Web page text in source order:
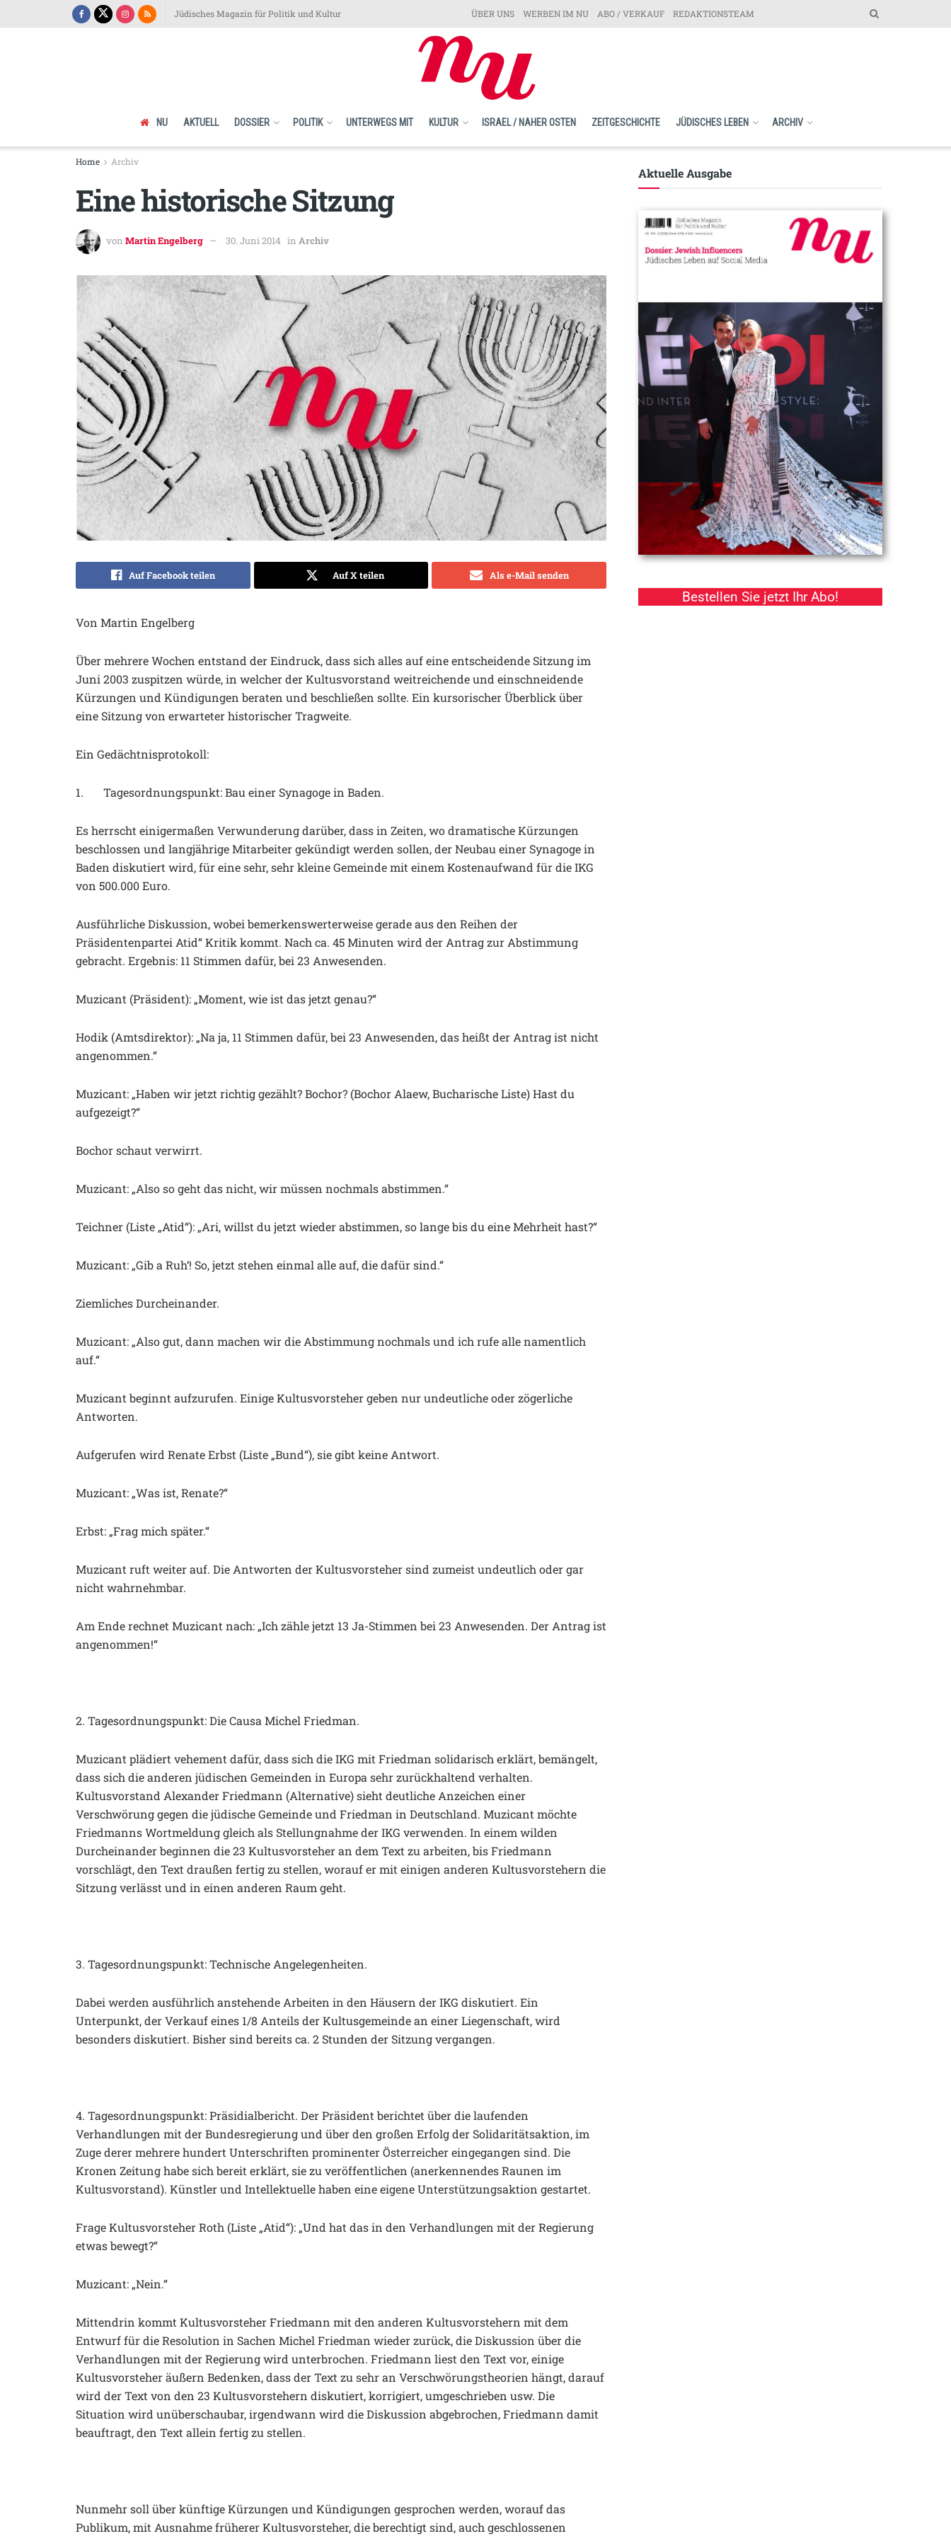
Jüdisches Magazin für Politik und Kultur ÜBER UNS WERBEN IM NU ABO / VERKAUF REDAKTIONSTEAM
NU AKTUELL DOSSIER POLITIK UNTERWEGS MIT KULTUR ISRAEL / NAHER OSTEN ZEITGESCHICHTE JÜDISCHES LEBEN ARCHIV
Home Archiv
Eine historische Sitzung
von Martin Engelberg 30. Juni 2014 in Archiv
Auf Facebook teilen Auf X teilen Als e-Mail senden
Von Martin Engelberg
Über mehrere Wochen entstand der Eindruck, dass sich alles auf eine entscheidende Sitzung im
Juni 2003 zuspitzen würde, in welcher der Kultusvorstand weitreichende und einschneidende
Kürzungen und Kündigungen beraten und beschließen sollte. Ein kursorischer Überblick über
eine Sitzung von erwarteter historischer Tragweite.
Ein Gedächtnisprotokoll:
1. Tagesordnungspunkt: Bau einer Synagoge in Baden.
Es herrscht einigermaßen Verwunderung darüber, dass in Zeiten, wo dramatische Kürzungen
beschlossen und langjährige Mitarbeiter gekündigt werden sollen, der Neubau einer Synagoge in
Baden diskutiert wird, für eine sehr, sehr kleine Gemeinde mit einem Kostenaufwand für die IKG
von 500.000 Euro.
Ausführliche Diskussion, wobei bemerkenswerterweise gerade aus den Reihen der
Präsidentenpartei Atid“ Kritik kommt. Nach ca. 45 Minuten wird der Antrag zur Abstimmung
gebracht. Ergebnis: 11 Stimmen dafür, bei 23 Anwesenden.
Muzicant (Präsident): „Moment, wie ist das jetzt genau?“
Hodik (Amtsdirektor): „Na ja, 11 Stimmen dafür, bei 23 Anwesenden, das heißt der Antrag ist nicht
angenommen.“
Muzicant: „Haben wir jetzt richtig gezählt? Bochor? (Bochor Alaew, Bucharische Liste) Hast du
aufgezeigt?“
Bochor schaut verwirrt.
Muzicant: „Also so geht das nicht, wir müssen nochmals abstimmen.“
Teichner (Liste „Atid“): „Ari, willst du jetzt wieder abstimmen, so lange bis du eine Mehrheit hast?“
Muzicant: „Gib a Ruh‘! So, jetzt stehen einmal alle auf, die dafür sind.“
Ziemliches Durcheinander.
Muzicant: „Also gut, dann machen wir die Abstimmung nochmals und ich rufe alle namentlich
auf.“
Muzicant beginnt aufzurufen. Einige Kultusvorsteher geben nur undeutliche oder zögerliche
Antworten.
Aufgerufen wird Renate Erbst (Liste „Bund“), sie gibt keine Antwort.
Muzicant: „Was ist, Renate?“
Erbst: „Frag mich später.“
Muzicant ruft weiter auf. Die Antworten der Kultusvorsteher sind zumeist undeutlich oder gar
nicht wahrnehmbar.
Am Ende rechnet Muzicant nach: „Ich zähle jetzt 13 Ja-Stimmen bei 23 Anwesenden. Der Antrag ist
angenommen!“
2. Tagesordnungspunkt: Die Causa Michel Friedman.
Muzicant plädiert vehement dafür, dass sich die IKG mit Friedman solidarisch erklärt, bemängelt,
dass sich die anderen jüdischen Gemeinden in Europa sehr zurückhaltend verhalten.
Kultusvorstand Alexander Friedmann (Alternative) sieht deutliche Anzeichen einer
Verschwörung gegen die jüdische Gemeinde und Friedman in Deutschland. Muzicant möchte
Friedmanns Wortmeldung gleich als Stellungnahme der IKG verwenden. In einem wilden
Durcheinander beginnen die 23 Kultusvorsteher an dem Text zu arbeiten, bis Friedmann
vorschlägt, den Text draußen fertig zu stellen, worauf er mit einigen anderen Kultusvorstehern die
Sitzung verlässt und in einen anderen Raum geht.
3. Tagesordnungspunkt: Technische Angelegenheiten.
Dabei werden ausführlich anstehende Arbeiten in den Häusern der IKG diskutiert. Ein
Unterpunkt, der Verkauf eines 1/8 Anteils der Kultusgemeinde an einer Liegenschaft, wird
besonders diskutiert. Bisher sind bereits ca. 2 Stunden der Sitzung vergangen.
4. Tagesordnungspunkt: Präsidialbericht. Der Präsident berichtet über die laufenden
Verhandlungen mit der Bundesregierung und über den großen Erfolg der Solidaritätsaktion, im
Zuge derer mehrere hundert Unterschriften prominenter Österreicher eingegangen sind. Die
Kronen Zeitung habe sich bereit erklärt, sie zu veröffentlichen (anerkennendes Raunen im
Kultusvorstand). Künstler und Intellektuelle haben eine eigene Unterstützungsaktion gestartet.
Frage Kultusvorsteher Roth (Liste „Atid“): „Und hat das in den Verhandlungen mit der Regierung
etwas bewegt?“
Muzicant: „Nein.“
Mittendrin kommt Kultusvorsteher Friedmann mit den anderen Kultusvorstehern mit dem
Entwurf für die Resolution in Sachen Michel Friedman wieder zurück, die Diskussion über die
Verhandlungen mit der Regierung wird unterbrochen. Friedmann liest den Text vor, einige
Kultusvorsteher äußern Bedenken, dass der Text zu sehr an Verschwörungstheorien hängt, darauf
wird der Text von den 23 Kultusvorstehern diskutiert, korrigiert, umgeschrieben usw. Die
Situation wird unüberschaubar, irgendwann wird die Diskussion abgebrochen, Friedmann damit
beauftragt, den Text allein fertig zu stellen.
Nunmehr soll über künftige Kürzungen und Kündigungen gesprochen werden, worauf das
Publikum, mit Ausnahme früherer Kultusvorsteher, die berechtigt sind, auch geschlossenen
Aktuelle Ausgabe​
Bestellen Sie jetzt Ihr Abo!